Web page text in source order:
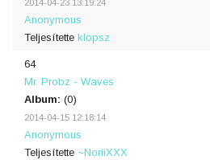
2014-04-23 13:19:24
Anonymous
Teljesítette klopsz
64
Mr. Probz - Waves
Album: (0)
2014-04-15 12:18:14
Anonymous
Teljesítette ~NoriiXXX